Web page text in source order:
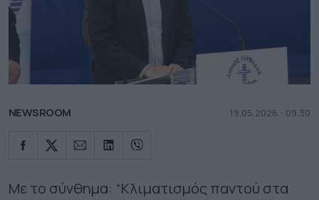
NEWSROOM 19.05.2026 - 09.30
Με το σύνθημα: “Κλιματισμός παντού στα